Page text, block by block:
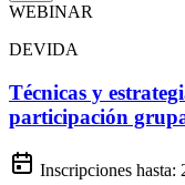
WEBINAR
DEVIDA
Técnicas y
participación
Inscripciones hasta: